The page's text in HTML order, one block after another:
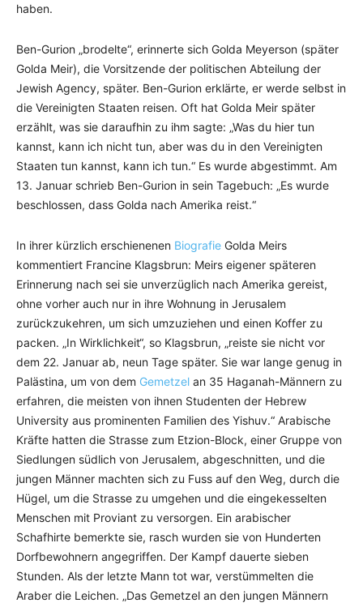
haben.
Ben-Gurion „brodelte“, erinnerte sich Golda Meyerson (später
Golda Meir), die Vorsitzende der politischen Abteilung der
Jewish Agency, später. Ben-Gurion erklärte, er werde selbst in
die Vereinigten Staaten reisen. Oft hat Golda Meir später
erzählt, was sie daraufhin zu ihm sagte: „Was du hier tun
kannst, kann ich nicht tun, aber was du in den Vereinigten
Staaten tun kannst, kann ich tun.“ Es wurde abgestimmt. Am
13. Januar schrieb Ben-Gurion in sein Tagebuch: „Es wurde
beschlossen, dass Golda nach Amerika reist.“
In ihrer kürzlich erschienenen Biografie Golda Meirs
kommentiert Francine Klagsbrun: Meirs eigener späteren
Erinnerung nach sei sie unverzüglich nach Amerika gereist,
ohne vorher auch nur in ihre Wohnung in Jerusalem
zurückzukehren, um sich umzuziehen und einen Koffer zu
packen. „In Wirklichkeit“, so Klagsbrun, „reiste sie nicht vor
dem 22. Januar ab, neun Tage später. Sie war lange genug in
Palästina, um von dem Gemetzel an 35 Haganah-Männern zu
erfahren, die meisten von ihnen Studenten der Hebrew
University aus prominenten Familien des Yishuv.“ Arabische
Kräfte hatten die Strasse zum Etzion-Block, einer Gruppe von
Siedlungen südlich von Jerusalem, abgeschnitten, und die
jungen Männer machten sich zu Fuss auf den Weg, durch die
Hügel, um die Strasse zu umgehen und die eingekesselten
Menschen mit Proviant zu versorgen. Ein arabischer
Schafhirte bemerkte sie, rasch wurden sie von Hunderten
Dorfbewohnern angegriffen. Der Kampf dauerte sieben
Stunden. Als der letzte Mann tot war, verstümmelten die
Araber die Leichen. „Das Gemetzel an den jungen Männern